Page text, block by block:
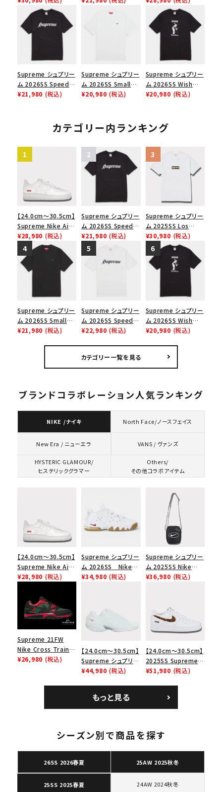
キーワードから探す
search
人気ワード 2026SS
Tシャツ・ロングスリーブ
Box Logo Tee ファ
イヤーリリーフボック
スロゴTシャツ ホワ
リーム ナイキエアフォ
ース１スニーカー シ
ューズ ホワイト
Supreme シュプリー
ム 2026SS Speed
Tee スピードTシャツ
¥21,980 (税込)
Supreme シュプリー
ム 2026SS Small
Box Tee スモールボ
¥20,980 (税込)
Supreme シュプリー
ム 2026SS Wish
Tee ウィッシュTシ
¥20,980 (税込)
カテゴリー内ランキング
【24.0cm～30.5cm】
Supreme Nike Air
Force 1 Low シュプ
リーム ナイキエアフォ
ース１スニーカー シ
ューズ ホワイト
¥28,980 (税込)
Supreme シュプリー
ム 2026SS Speed
Tee スピードTシャツ
ブラック
¥21,980 (税込)
Supreme シュプリー
ム 2025SS Los
Angeles Fire Relief
Box Logo Tee ファ
イヤーリリーフボック
スロゴTシャツ ホワ
¥30,980 (税込)
Supreme シュプリー
ム 2026SS Small
Box Tee スモールボ
¥21,980 (税込)
Supreme シュプリー
ム 2026SS Speed
Tee スピードTシャツ
¥22,980 (税込)
Supreme シュプリー
ム 2026SS Wish
Tee ウィッシュTシ
¥20,980 (税込)
カテゴリー一覧を見る
ブランドコラボレーション人気ランキング
NIKE /ナイキ North Face/ノースフェイス
New Era / ニューエラ VANS / ヴァンズ
HYSTERIC GLAMOUR/
ヒステリックグラマー
Others/
その他コラボアイテム
【24.0cm～30.5cm】
Supreme Nike Air
Force 1 Low シュプ
ース１スニーカー シ
ューズ ホワイト
¥28,980 (税込)
Supreme シュプリー
ム 2026SS Nike
SB Air Max 2 CB 94
¥34,980 (税込)
Supreme シュプリー
ム 2025SS Nike
Leather Shoulder
¥36,980 (税込)
Supreme 21FW
Nike Cross Trainer
Low ナイキクロスト
¥26,980 (税込)
【24.0cm～30.5cm】
Supreme シュプリー
ム 2023AW Nike
カー ホワイト 白
¥44,980 (税込)
【24.0cm～30.5cm】
2025SS Supreme
GOODENOUGH
ムグッドイナフ ナイキ
エアフォース１スニー
ト
¥51,980 (税込)
もっと見る
シーズン別で商品を探す
26SS 2026春夏 25AW 2025秋冬
25SS 2025春夏 24AW 2024秋冬